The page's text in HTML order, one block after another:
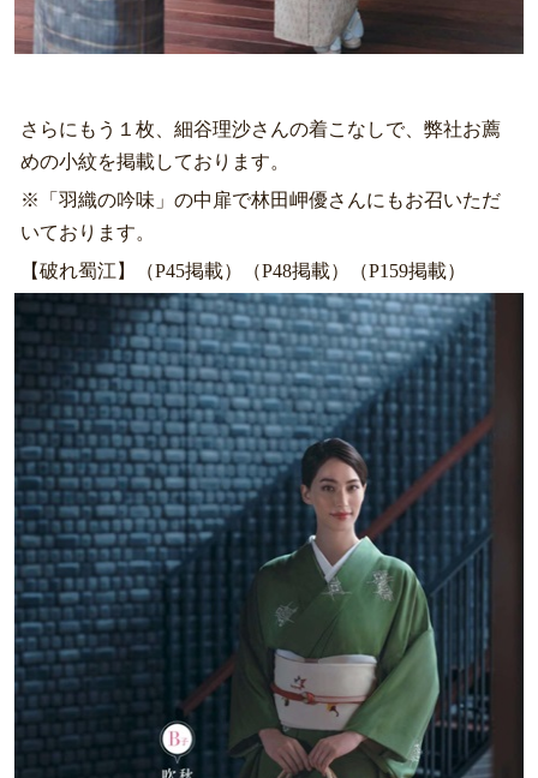
さらにもう１枚、細谷理沙さんの着こなしで、弊社お薦
めの小紋を掲載しております。
※「羽織の吟味」の中扉で林田岬優さんにもお召いただ
いております。
【破れ蜀江】（P45掲載）（P48掲載）（P159掲載）